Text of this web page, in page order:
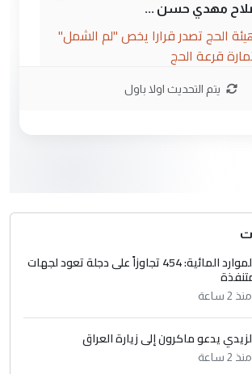
صلاح مهدي حسن ...
الحج تصدر قرارا يخص "لم الشمل"
قرعة الحج
تستهدف أية دولة ومفتوحة لانضمام
4 عصمت
فيزياء طبية متزوج و
بكالوريوس سكني بغداد أرغب في
داخل ...
السعودية توافق على الاستمرار في
يتم التحديث اولا باول
الموارد المائية: 454 تجاوزاً على دجلة تعود لجهات
منذ 2 ساعة
يدعو ماكرون إلى زيارة العراق
منذ 2 ساعة